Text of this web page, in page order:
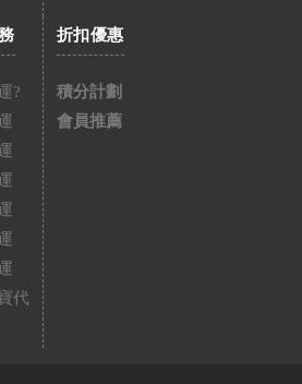
?
代
折扣優惠
積分計劃
會員推薦